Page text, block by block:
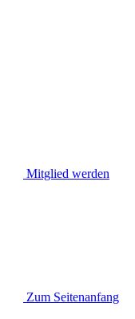
Mitglied werden
Zum Seitenanfang